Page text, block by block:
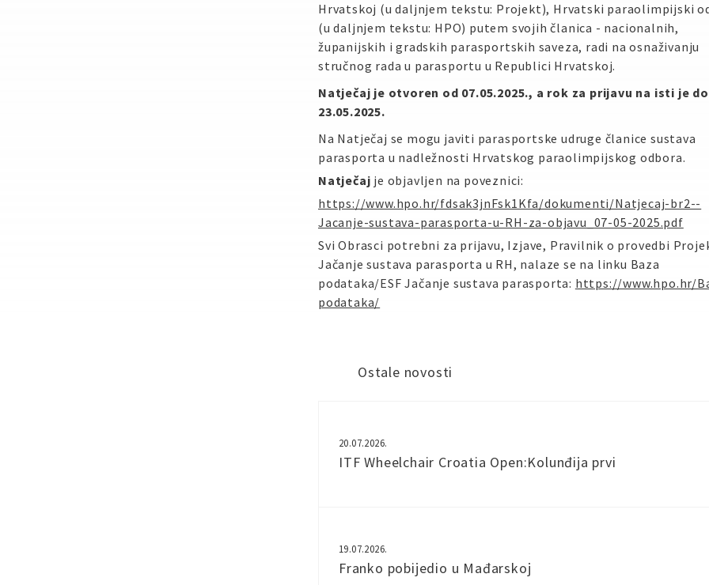
Hrvatskoj (u daljnjem tekstu: Projekt), Hrvatski paraolimpijski
(u daljnjem tekstu: HPO) putem svojih članica - nacionalnih,
županijskih i gradskih parasportskih saveza, radi na osnaživanju
stručnog rada u parasportu u Republici Hrvatskoj.
Natječaj je otvoren od 07.05.2025., a rok za prijavu na isti je do
23.05.2025.
Na Natječaj se mogu javiti parasportske udruge članice sustava
parasporta u nadležnosti Hrvatskog paraolimpijskog odbora.
Natječaj je objavljen na poveznici:
https://www.hpo.hr/fdsak3jnFsk1Kfa/dokumenti/Natjecaj-br2--
Jacanje-sustava-parasporta-u-RH-za-objavu_07-05-2025.pdf
Svi Obrasci potrebni za prijavu, Izjave, Pravilnik o provedbi
Jačanje sustava parasporta u RH, nalaze se na linku Baza
podataka/ESF Jačanje sustava parasporta: https://www.hpo.hr/
podataka/
Ostale novosti
20.07.2026.
ITF Wheelchair Croatia Open:Kolunđija prvi
19.07.2026.
Franko pobijedio u Mađarskoj